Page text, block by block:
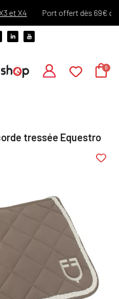
X4 Port offert dès 69€
tressée Equestro